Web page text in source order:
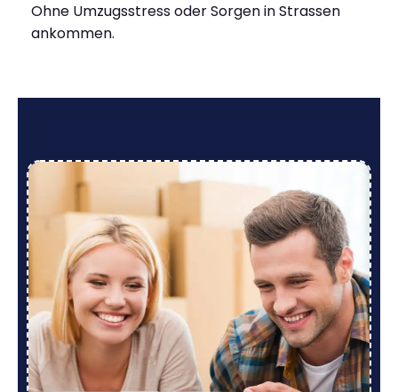
Ohne Umzugsstress oder Sorgen in Strassen
ankommen.